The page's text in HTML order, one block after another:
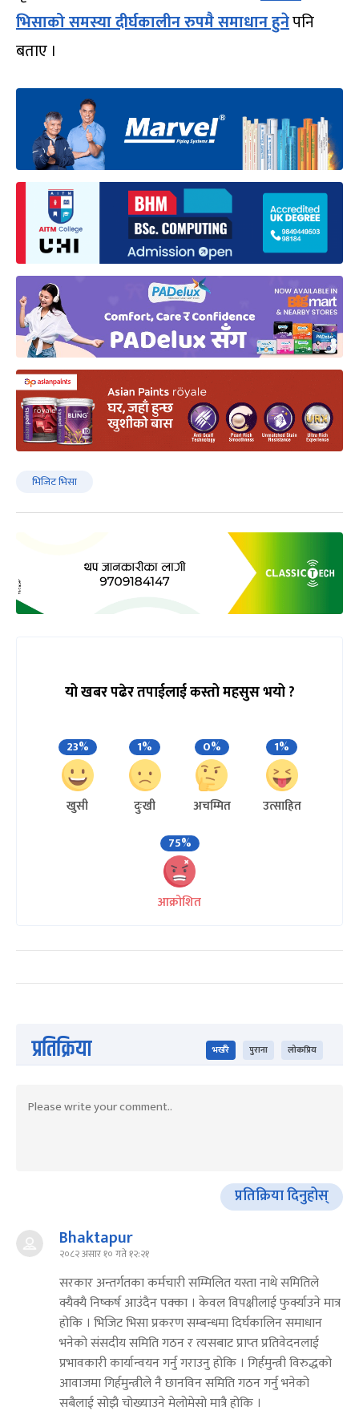
भिसाको समस्या दीर्घकालीन रुपमै समाधान हुनेपनि
बताए ।
भिजिट भिसा
यो खबर पढेर तपाईलाई कस्तो महसुस भयो ?
23%
खुसी
1%
दुःखी
0%
अचम्मित
1%
उत्साहित
75%
आक्रोशित
प्रतिक्रिया भर्खरै पुराना लोकप्रिय
प्रतिक्रिया दिनुहोस्
Bhaktapur
२०८२ असार १० गते १२:२१
सरकार अन्तर्गतका कर्मचारी सम्मिलित यस्ता नाथे समितिले
क्यैक्यै निष्कर्ष आउंदैन पक्का । केवल विपक्षीलाई फुर्क्याउने मात्र
होकि । भिजिट भिसा प्रकरण सम्बन्धमा दिर्घकालिन समाधान
भनेको संसदीय समिति गठन र त्यसबाट प्राप्‍त प्रतिवेदनलाई
प्रभावकारी कार्यान्वयन गर्नु गराउनु होकि । गिर्हमुन्त्री विरुद्धको
आवाजमा गिर्हमुन्त्रीले नै छानविन समिति गठन गर्नु भनेको
सबैलाई सोझै चोख्याउने मेलोमेसो मात्रै होकि ।